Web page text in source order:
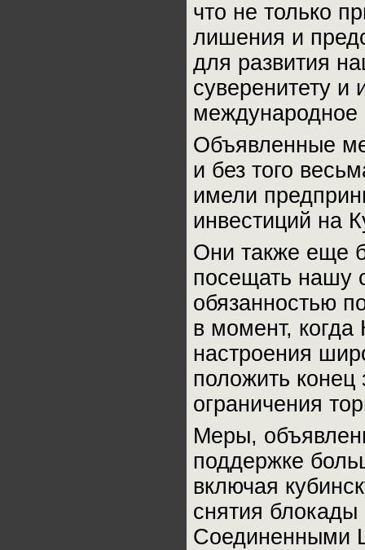
что не только
лишения и
для развития
суверенитету и
международное
Объявленные
и без того
имели
инвестиций на
Они также еще
посещать нашу
обязанностью
в момент,
настроения
положить конец
ограничения
Меры,
поддержке
включая
снятия
Соединенными